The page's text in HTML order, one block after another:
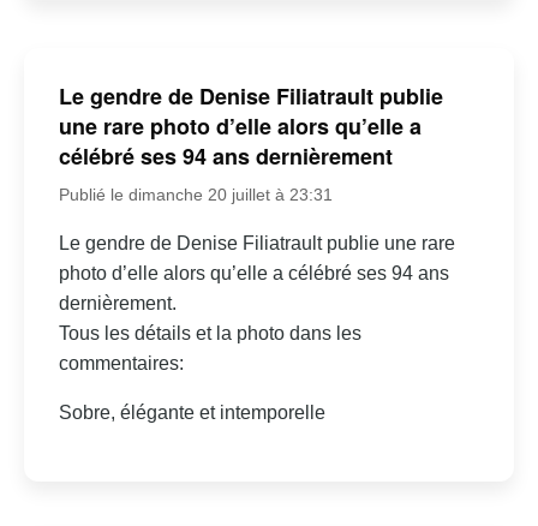
Le gendre de Denise Filiatrault publie
une rare photo d’elle alors qu’elle a
célébré ses 94 ans dernièrement
Publié le dimanche 20 juillet à 23:31
Le gendre de Denise Filiatrault publie une rare
photo d’elle alors qu’elle a célébré ses 94 ans
dernièrement.
Tous les détails et la photo dans les
commentaires:
Sobre, élégante et intemporelle